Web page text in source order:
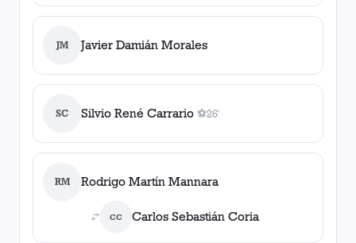
JM Javier Damián Morales
SC Silvio René Carrario ⚽
1gol
26'
RM Rodrigo Martín Mannara
CC Carlos Sebastián Coria